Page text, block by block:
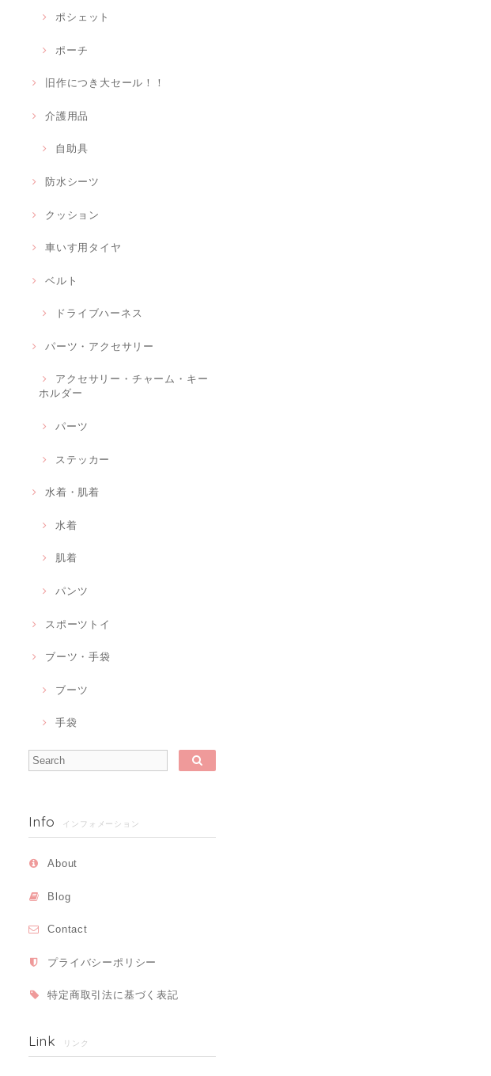
ポシェット
ポーチ
旧作につき大セール！！
介護用品
自助具
防水シーツ
クッション
車いす用タイヤ
ベルト
ドライブハーネス
パーツ・アクセサリー
アクセサリー・チャーム・キー
ホルダー
パーツ
ステッカー
水着・肌着
水着
肌着
パンツ
スポーツトイ
ブーツ・手袋
ブーツ
手袋
Info インフォメーション
About
Blog
Contact
プライバシーポリシー
特定商取引法に基づく表記
Link リンク